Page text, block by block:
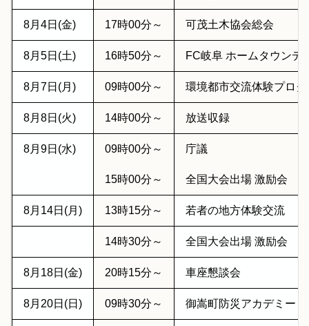
8月4日(金) 17時00分～ 可茂土木協会総会
8月5日(土) 16時50分～ FC岐阜 ホームタウンデ
8月7日(月) 09時00分～ 環境都市交流体験プロ
8月8日(火) 14時00分～ 放送収録
8月9日(水) 09時00分～ 庁議
15時00分～ 全国大会出場 激励会
8月14日(月) 13時15分～ 若者の地方体験交流
14時30分～ 全国大会出場 激励会
8月18日(金) 20時15分～ 車座懇談会
8月20日(日) 09時30分～ 御嵩町防災アカデミー